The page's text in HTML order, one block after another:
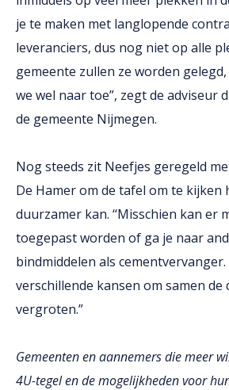
je te maken met langlopende
leveranciers, dus nog niet op alle
gemeente zullen ze worden
we wel naar toe”, zegt de adviseur
de gemeente Nijmegen.
Nog steeds zit Neefjes geregeld
De Hamer om de tafel om te kijken
duurzamer kan. ‘‘Misschien kan er
toegepast worden of ga je naar
bindmiddelen als cementvervanger.
verschillende kansen om samen de
vergroten.”
Gemeenten en aannemers die meer
4U-tegel en de mogelijkheden voor